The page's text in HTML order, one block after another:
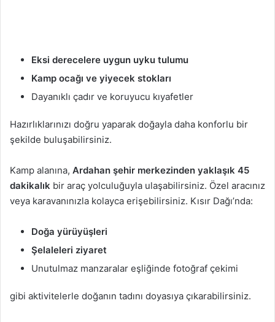
Eksi derecelere uygun uyku tulumu
Kamp ocağı ve yiyecek stokları
Dayanıklı çadır ve koruyucu kıyafetler
Hazırlıklarınızı doğru yaparak doğayla daha konforlu bir
şekilde buluşabilirsiniz.
Kamp alanına, Ardahan şehir merkezinden yaklaşık 45
dakikalık bir araç yolculuğuyla ulaşabilirsiniz. Özel aracınız
veya karavanınızla kolayca erişebilirsiniz. Kısır Dağı’nda:
Doğa yürüyüşleri
Şelaleleri ziyaret
Unutulmaz manzaralar eşliğinde fotoğraf çekimi
gibi aktivitelerle doğanın tadını doyasıya çıkarabilirsiniz.